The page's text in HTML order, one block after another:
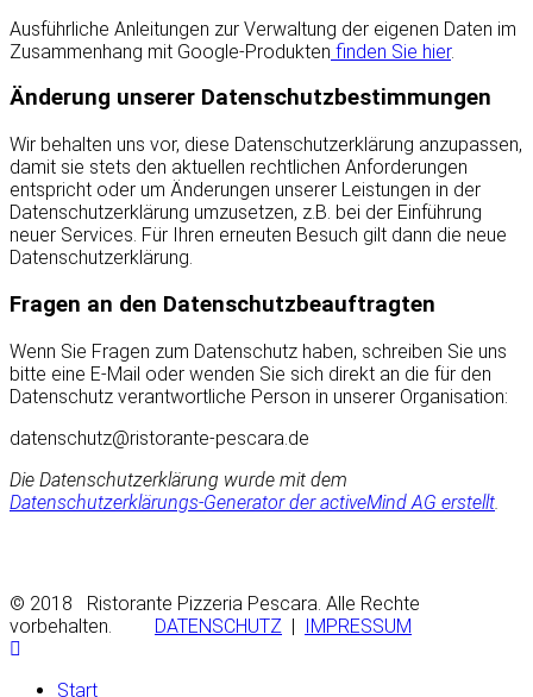
Ausführliche Anleitungen zur Verwaltung der eigenen Daten im
Zusammenhang mit Google-Produkten finden Sie hier.
Änderung unserer Datenschutzbestimmungen
Wir behalten uns vor, diese Datenschutzerklärung anzupassen,
damit sie stets den aktuellen rechtlichen Anforderungen
entspricht oder um Änderungen unserer Leistungen in der
Datenschutzerklärung umzusetzen, z.B. bei der Einführung
neuer Services. Für Ihren erneuten Besuch gilt dann die neue
Datenschutzerklärung.
Fragen an den Datenschutzbeauftragten
Wenn Sie Fragen zum Datenschutz haben, schreiben Sie uns
bitte eine E-Mail oder wenden Sie sich direkt an die für den
Datenschutz verantwortliche Person in unserer Organisation:
Die Datenschutzerklärung wurde mit dem
Datenschutzerklärungs-Generator der activeMind AG erstellt
© 2018 Ristorante Pizzeria Pescara. Alle Rechte
vorbehalten. DATENSCHUTZ | IMPRESSUM
Start